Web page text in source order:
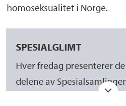
homoseksualitet i Norge.
SPESIALGLIMT
Hver fredag presenterer
delene av